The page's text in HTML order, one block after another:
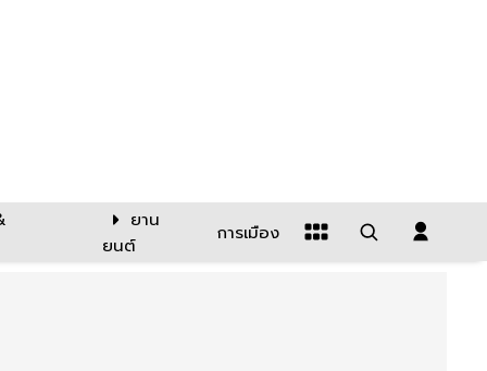
ยาน
ยนต์
การเมือง